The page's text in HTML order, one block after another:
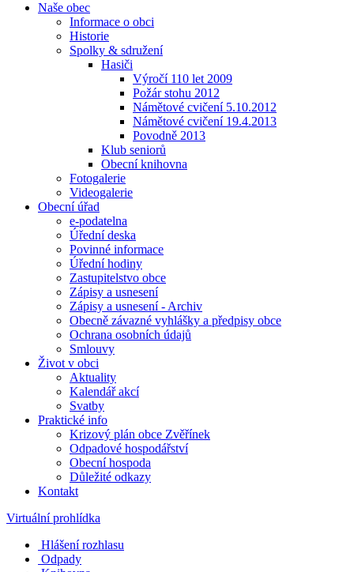
Naše obec
Informace o obci
Historie
Spolky & sdružení
Hasiči
Výročí 110 let 2009
Požár stohu 2012
Námětové cvičení 5.10.2012
Námětové cvičení 19.4.2013
Povodně 2013
Klub seniorů
Obecní knihovna
Fotogalerie
Videogalerie
Obecní úřad
e-podatelna
Úřední deska
Povinné informace
Úřední hodiny
Zastupitelstvo obce
Zápisy a usnesení
Zápisy a usnesení - Archiv
Obecně závazné vyhlášky a předpisy obce
Ochrana osobních údajů
Smlouvy
Život v obci
Aktuality
Kalendář akcí
Svatby
Praktické info
Krizový plán obce Zvěřínek
Odpadové hospodářství
Obecní hospoda
Důležité odkazy
Kontakt
Virtuální prohlídka
Hlášení rozhlasu
Odpady